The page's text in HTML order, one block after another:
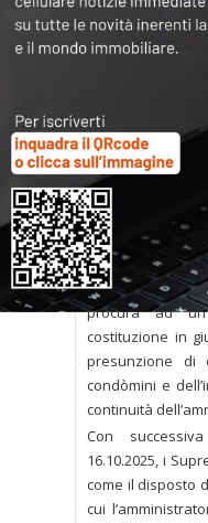
In due recenti
l’una dall’altra,
poteri di
Nella sentenza
precisa che “nei
della delibera di
tanto più in
d’invalidità della
legittimamente,
poteri di
dei
procura ad
costituzione in
presunzione di
condòmini e
continuità
Con
16.10.2025, i
come il disposto
cui